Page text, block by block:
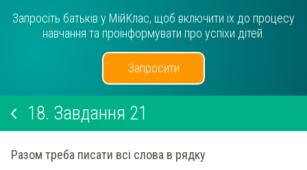
Запросіть батьків у МійКлас, щоб включити їх до процесу
навчання та проінформувати про успіхи дітей.
Запросити
18. Завдання 21
Разом треба писати всі слова в рядку